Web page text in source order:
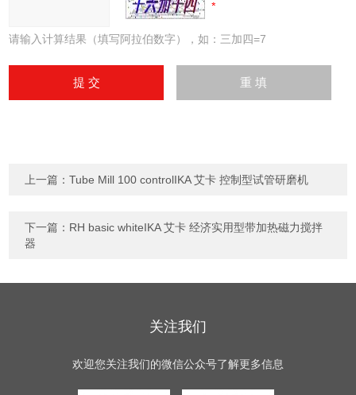
请输入计算结果（填写阿拉伯数字），如：三加四=7
上一篇：Tube Mill 100 controlIKA 艾卡 控制型试管研磨机
下一篇： RH basic whiteIKA 艾卡 经济实用型带加热磁力搅拌
器
关注我们
欢迎您关注我们的微信公众号了解更多信息